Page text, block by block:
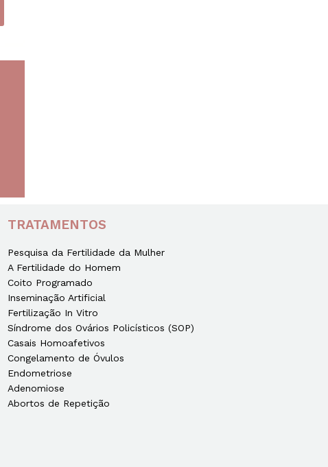
TRATAMENTOS
Pesquisa da Fertilidade da Mulher
A Fertilidade do Homem
Coito Programado
Inseminação Artificial
Fertilização In Vitro
Síndrome dos Ovários Policísticos (SOP)
Casais Homoafetivos
Congelamento de Óvulos
Endometriose
Adenomiose
Abortos de Repetição